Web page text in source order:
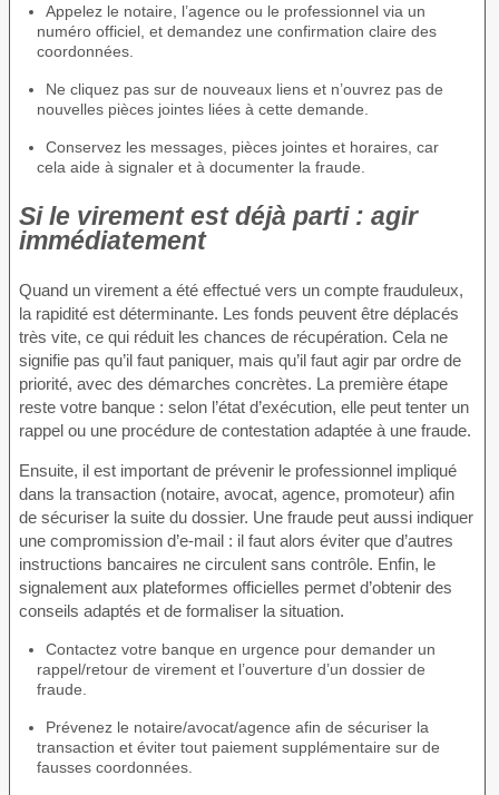
Appelez le notaire, l’agence ou le professionnel via un
numéro officiel, et demandez une confirmation claire des
coordonnées.
Ne cliquez pas sur de nouveaux liens et n’ouvrez pas de
nouvelles pièces jointes liées à cette demande.
Conservez les messages, pièces jointes et horaires, car
cela aide à signaler et à documenter la fraude.
Si le virement est déjà parti : agir
immédiatement
Quand un virement a été effectué vers un compte frauduleux,
la rapidité est déterminante. Les fonds peuvent être déplacés
très vite, ce qui réduit les chances de récupération. Cela ne
signifie pas qu’il faut paniquer, mais qu’il faut agir par ordre de
priorité, avec des démarches concrètes. La première étape
reste votre banque : selon l’état d’exécution, elle peut tenter un
rappel ou une procédure de contestation adaptée à une fraude.
Ensuite, il est important de prévenir le professionnel impliqué
dans la transaction (notaire, avocat, agence, promoteur) afin
de sécuriser la suite du dossier. Une fraude peut aussi indiquer
une compromission d’e-mail : il faut alors éviter que d’autres
instructions bancaires ne circulent sans contrôle. Enfin, le
signalement aux plateformes officielles permet d’obtenir des
conseils adaptés et de formaliser la situation.
Contactez votre banque en urgence pour demander un
rappel/retour de virement et l’ouverture d’un dossier de
fraude.
Prévenez le notaire/avocat/agence afin de sécuriser la
transaction et éviter tout paiement supplémentaire sur de
fausses coordonnées.